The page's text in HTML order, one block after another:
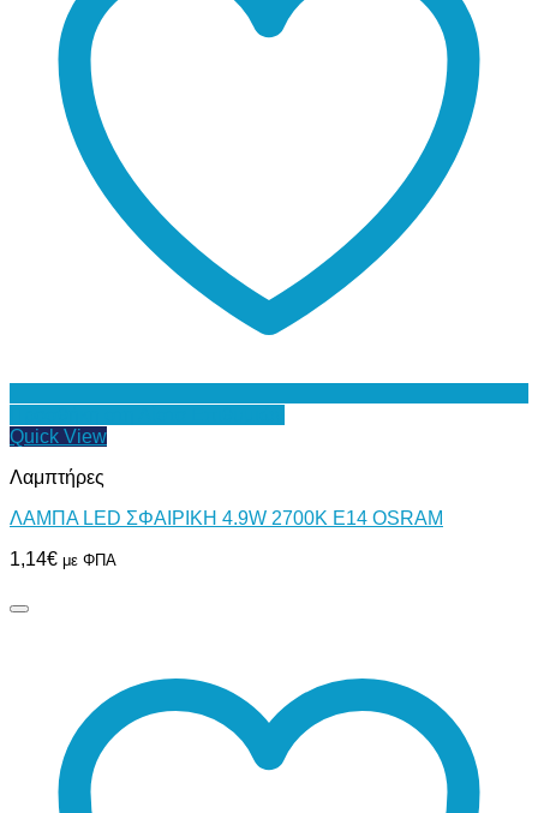
Quick View
Λαμπτήρες
ΛΑΜΠΑ LED ΣΦΑΙΡΙΚΗ 4.9W 2700K Ε14 OSRAM
1,14€ με ΦΠΑ